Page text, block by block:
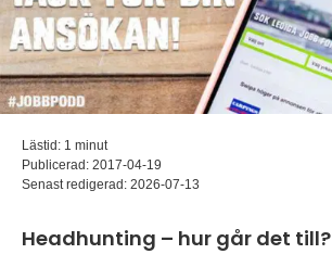
Lästid: 1 minut
Publicerad: 2017-04-19
Senast redigerad: 2026-07-13
Headhunting – hur går det till?